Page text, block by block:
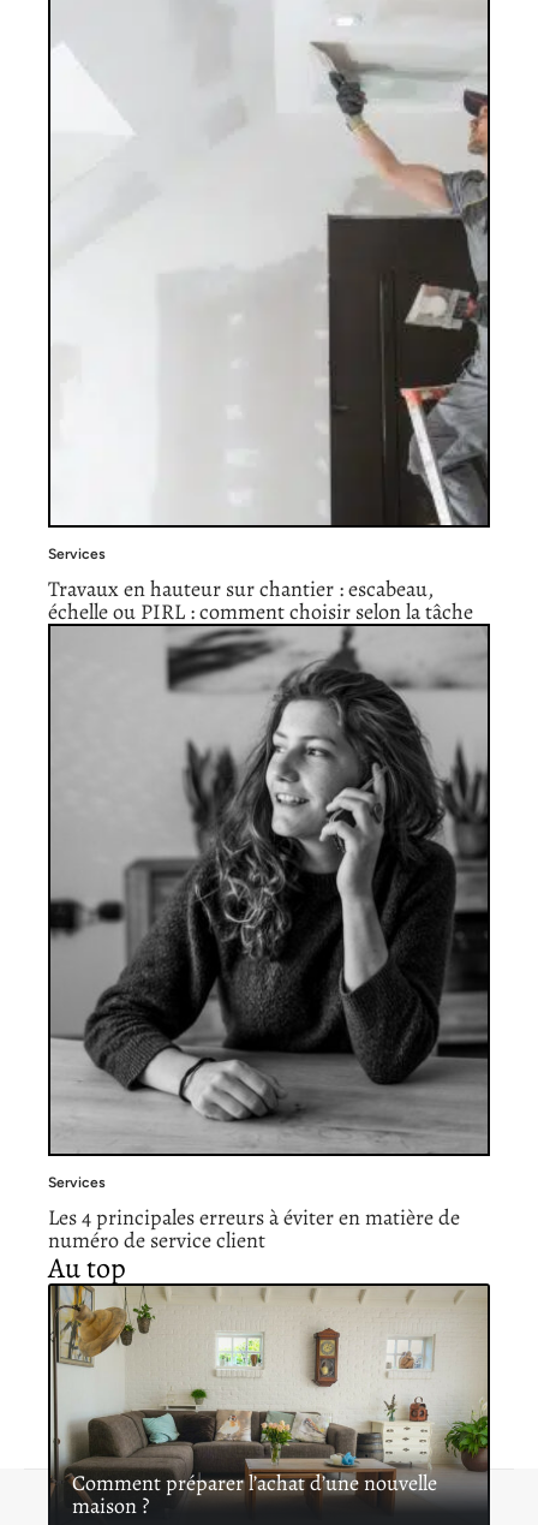
Services
Travaux en hauteur sur chantier : escabeau,
échelle ou PIRL : comment choisir selon la tâche
Services
Les 4 principales erreurs à éviter en matière de
numéro de service client
Au top
Comment préparer l’achat d’une nouvelle
maison ?Contact Mentions légales Sitemap